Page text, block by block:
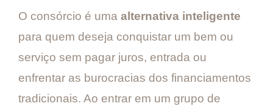
O consórcio é uma alternativa inteligente
para quem deseja conquistar um bem ou
serviço sem pagar juros, entrada ou
enfrentar as burocracias dos financiamentos
tradicionais. Ao entrar em um grupo de